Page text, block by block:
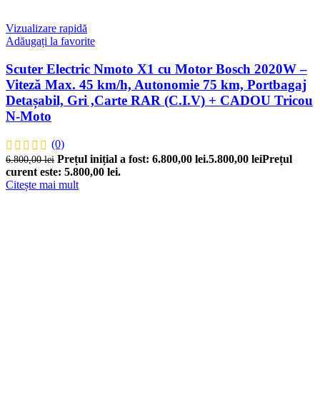
Vizualizare rapidă
Adăugați la favorite
Scuter Electric Nmoto X1 cu Motor Bosch 2020W –
Viteză Max. 45 km/h, Autonomie 75 km, Portbagaj
Detașabil, Gri ,Carte RAR (C.I.V) + CADOU Tricou
N-Moto
(0)
6.800,00lei Prețul inițial a fost: 6.800,00 lei.5.800,00 leiPrețul
curent este: 5.800,00 lei.
Citește mai mult